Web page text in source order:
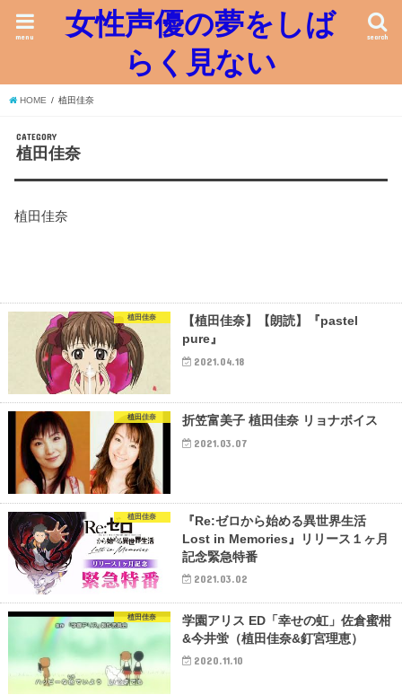
女性声優の夢をしば
らく見ない
search
menu
HOME 植田佳奈
CATEGORY
植田佳奈
植田佳奈
植田佳奈
【植田佳奈】【朗読】『pastel
pure』
2021.04.18
植田佳奈 折笠富美子 植田佳奈 リョナボイス
2021.03.07
植田佳奈
『Re:ゼロから始める異世界生活
Lost in Memories』リリース１ヶ月
記念緊急特番
2021.03.02
植田佳奈
学園アリス ED「幸せの虹」佐倉蜜柑
&今井蛍（植田佳奈&釘宮理恵）
2020.11.10